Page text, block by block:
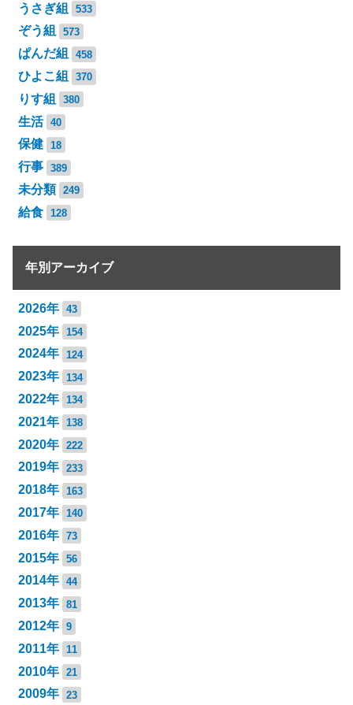
うさぎ組 533
ぞう組 573
ぱんだ組 458
ひよこ組 370
りす組 380
生活 40
保健 18
行事 389
未分類 249
給食 128
年別アーカイブ
2026年 43
2025年 154
2024年 124
2023年 134
2022年 134
2021年 138
2020年 222
2019年 233
2018年 163
2017年 140
2016年 73
2015年 56
2014年 44
2013年 81
2012年 9
2011年 11
2010年 21
2009年 23